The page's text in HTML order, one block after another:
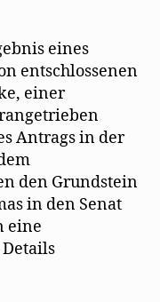
eines
entschlossenen
einer
Antrags in der
den Grundstein
in den Senat
eine